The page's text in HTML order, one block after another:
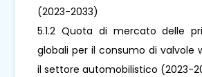
(2023-2033)
5.1.2 Quota di mercato delle
globali per il consumo di valvole
il settore automobilistico (2023-